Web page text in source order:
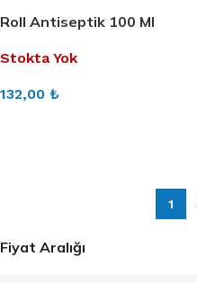
Fiyat Aralığı
Roll Antiseptik 100 Ml
Stokta Yok
132,00 ₺
1